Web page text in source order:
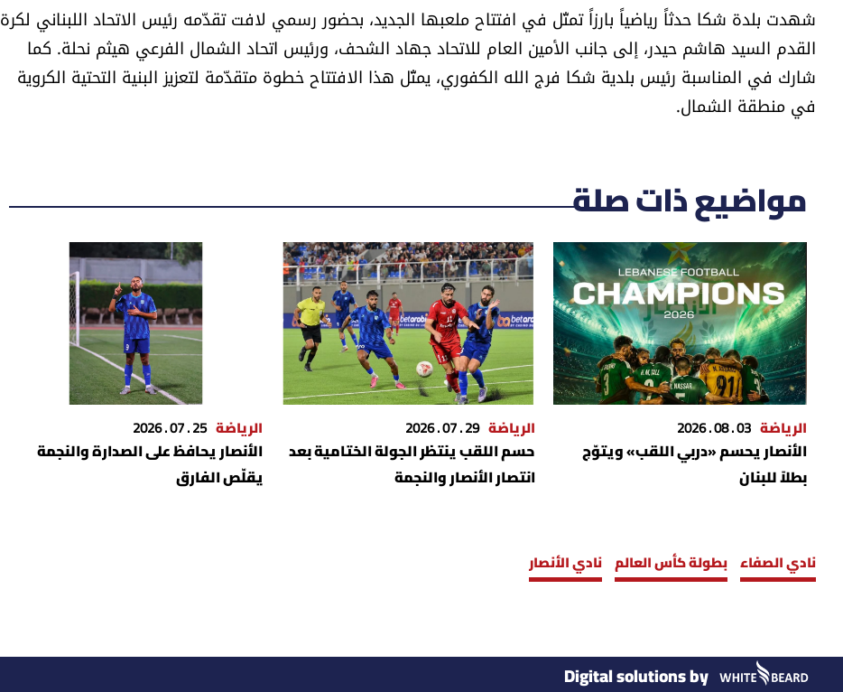
شهدت بلدة شكا حدثاً رياضياً بارزاً تمثّل في افتتاح ملعبها الجديد، بحضور رسمي لافت تقدّمه رئيس الاتحاد اللبناني لكرة
القدم السيد هاشم حيدر، إلى جانب الأمين العام للاتحاد جهاد الشحف، ورئيس اتحاد الشمال الفرعي هيثم نحلة. كما
شارك في المناسبة رئيس بلدية شكا فرج الله الكفوري، يمثّل هذا الافتتاح خطوة متقدّمة لتعزيز البنية التحتية الكروية
في منطقة الشمال.
مواضيع ذات صلة
الرياضة 03 . 08 . 2026
الأنصار يحسم «دربي اللقب» ويتوّج
بطلاً للبنان
الرياضة 29 . 07 . 2026
حسم اللقب ينتظر الجولة الختامية بعد
انتصار الأنصار والنجمة
الرياضة 25 . 07 . 2026
الأنصار يحافظ على الصدارة والنجمة
يقلّص الفارق
نادي الصفاء بطولة كأس العالم نادي الأنصار
Digital solutions by